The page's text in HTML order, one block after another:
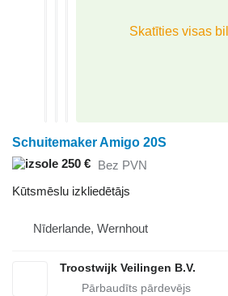
Schuitemaker Amigo 20S
250 € Bez PVN
Kūtsmēslu izkliedētājs
Nīderlande, Wernhout
Troostwijk Veilingen B.V.